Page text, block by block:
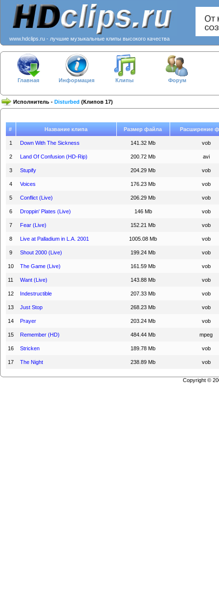
www.hdclips.ru - лучшие музыкальные клипы высокого качества
Главная Информация Клипы Форум
Исполнитель - Disturbed (Клипов 17)
# Название клипа Размер файла Расширение
1 Down With The Sickness 141.32 Mb vob
2 Land Of Confusion (HD-Rip) 200.72 Mb avi
3 Stupify 204.29 Mb vob
4 Voices 176.23 Mb vob
5 Conflict (Live) 206.29 Mb vob
6 Droppin' Plates (Live) 146 Mb vob
7 Fear (Live) 152.21 Mb vob
8 Live at Palladium in L.A. 2001 1005.08 Mb vob
9 Shout 2000 (Live) 199.24 Mb vob
10 The Game (Live) 161.59 Mb vob
11 Want (Live) 143.88 Mb vob
12 Indestructible 207.33 Mb vob
13 Just Stop 268.23 Mb vob
14 Prayer 203.24 Mb vob
15 Remember (HD) 484.44 Mb mpeg
16 Stricken 189.78 Mb vob
17 The Night 238.89 Mb vob
Copyright ©